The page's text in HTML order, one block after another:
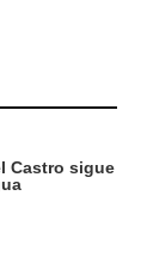
Castro sigue